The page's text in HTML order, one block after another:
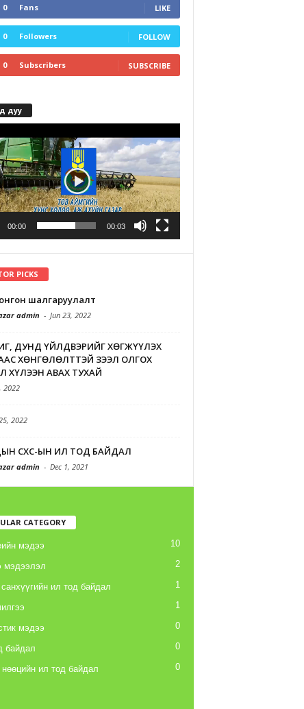
0 Fans LIKE
0 Followers FOLLOW
0 Subscribers SUBSCRIBE
дуу
00:00 00:03
PICKS
сонгон шалгаруулалт
admin - Jun 23, 2022
ДУНД ҮЙЛДВЭРИЙГ ХӨГЖҮҮЛЭХ
ХӨНГӨЛӨЛТТЭЙ ЗЭЭЛ ОЛГОХ
ХҮЛЭЭН АВАХ ТУХАЙ
2022
2022
СХС-ЫН ИЛ ТОД БАЙДАЛ
admin - Dec 1, 2021
CATEGORY
мэдээ 10
мэдээлэл 2
ил тод байдал 1
1
мэдээ 0
байдал 0
ил тод байдал 0